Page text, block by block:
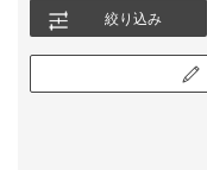
絞り込み